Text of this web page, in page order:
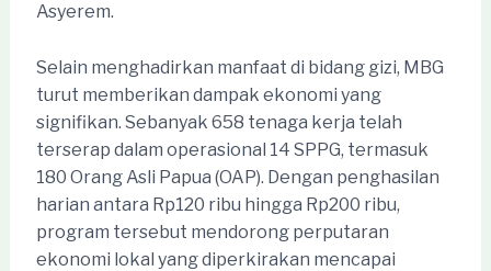
Asyerem.
Selain menghadirkan manfaat di bidang gizi, MBG
turut memberikan dampak ekonomi yang
signifikan. Sebanyak 658 tenaga kerja telah
terserap dalam operasional 14 SPPG, termasuk
180 Orang Asli Papua (OAP). Dengan penghasilan
harian antara Rp120 ribu hingga Rp200 ribu,
program tersebut mendorong perputaran
ekonomi lokal yang diperkirakan mencapai